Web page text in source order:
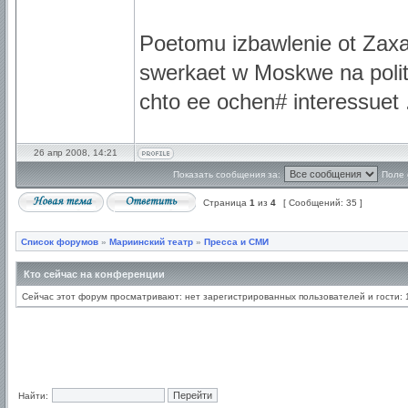
Poetomu izbawlenie ot
swerkaet w Moskwe na
chto ee ochen# interessuet
26 апр 2008, 14:21
Показать сообщения за: Поле
Страница 1 из 4 [ Сообщений: 35 ]
Список форумов » Мариинский театр » Пресса и СМИ
Кто сейчас на конференции
Сейчас этот форум просматривают: нет зарегистрированных пользователей и гости:
Найти: